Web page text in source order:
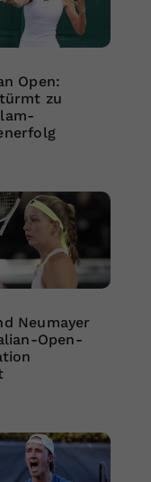
Open:
zu
Neumayer
Open-